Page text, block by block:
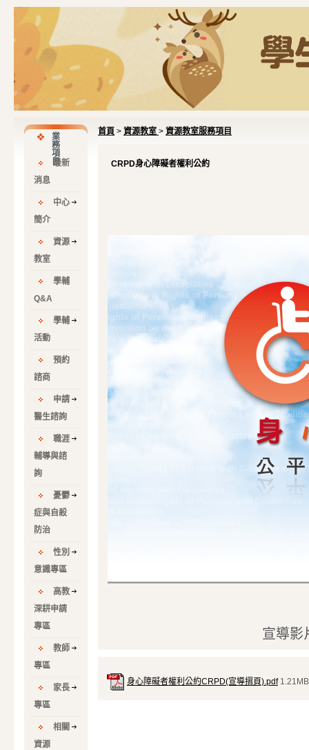
業
務
項
目
最新
消息
中心
簡介
資源
教室
學輔
Q&A
學輔
活動
預約
諮商
申請
醫生諮詢
職涯
輔導與諮
詢
憂鬱
症與自殺
防治
性別
意識專區
高教
深耕申請
專區
教師
專區
家長
專區
相關
資源
首頁 > 資源教室 > 資源教室服務項目
CRPD身心障礙者權利公約
宣導影
身心障礙者權利公約CRPD(宣導摺頁).pdf